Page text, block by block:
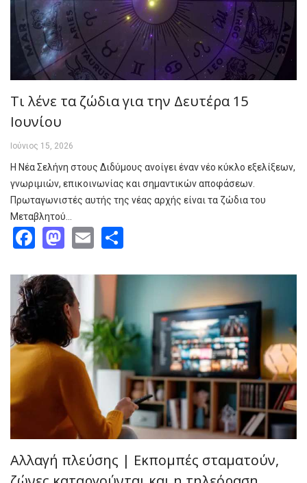
Τι λένε τα ζώδια για την Δευτέρα 15
Ιουνίου
Ιούνιος 15, 2026
Η Νέα Σελήνη στους Διδύμους ανοίγει έναν νέο κύκλο εξελίξεων,
γνωριμιών, επικοινωνίας και σημαντικών αποφάσεων.
Πρωταγωνιστές αυτής της νέας αρχής είναι τα ζώδια του
Μεταβλητού…
Facebook
Mastodon
Email
Αλλαγή πλεύσης | Εκπομπές σταματούν,